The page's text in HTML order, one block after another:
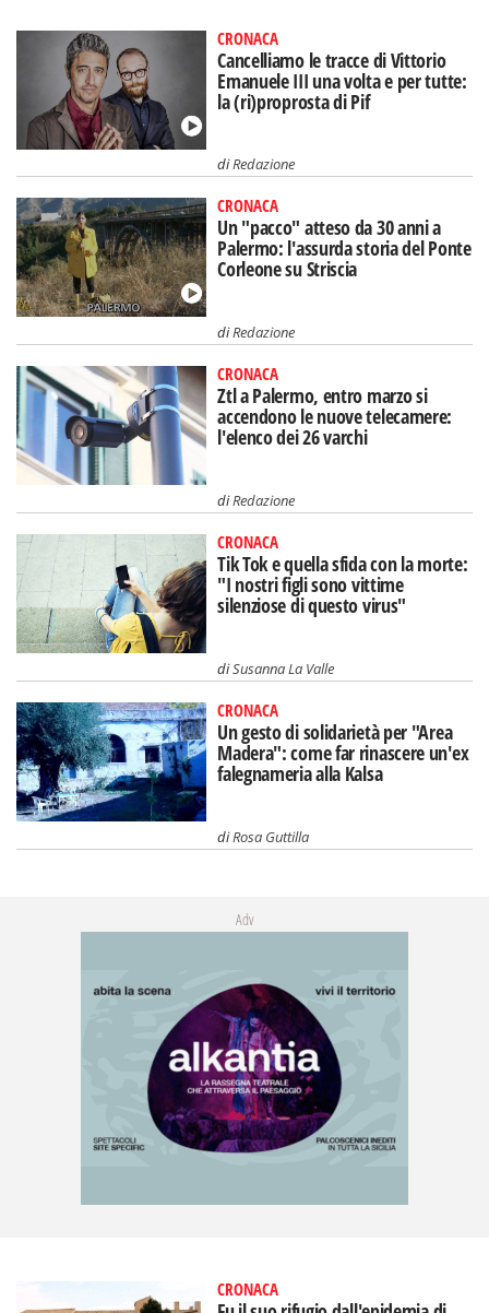
CRONACA
Cancelliamo le tracce di Vittorio
Emanuele III una volta e per tutte:
la (ri)proprosta di Pif
diRedazione
CRONACA
Un "pacco" atteso da 30 anni a
Palermo: l'assurda storia del Ponte
Corleone su Striscia
diRedazione
CRONACA
Ztl a Palermo, entro marzo si
accendono le nuove telecamere:
l'elenco dei 26 varchi
diRedazione
CRONACA
Tik Tok e quella sfida con la morte:
"I nostri figli sono vittime
silenziose di questo virus"
diSusanna La Valle
CRONACA
Un gesto di solidarietà per "Area
Madera": come far rinascere un'ex
falegnameria alla Kalsa
diRosa Guttilla
Adv
CRONACA